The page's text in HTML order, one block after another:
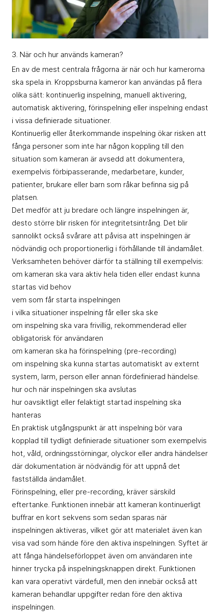
3. När och hur används kameran?
En av de mest centrala frågorna är när och hur kamerorna
ska spela in. Kroppsburna kameror kan användas på flera
olika sätt: kontinuerlig inspelning, manuell aktivering,
automatisk aktivering, förinspelning eller inspelning endast
i vissa definierade situationer.
Kontinuerlig eller återkommande inspelning ökar risken att
fånga personer som inte har någon koppling till den
situation som kameran är avsedd att dokumentera,
exempelvis förbipasserande, medarbetare, kunder,
patienter, brukare eller barn som råkar befinna sig på
platsen.
Det medför att ju bredare och längre inspelningen är,
desto större blir risken för integritetsintrång. Det blir
sannolikt också svårare att påvisa att inspelningen är
nödvändig och proportionerlig i förhållande till ändamålet.
Verksamheten behöver därför ta ställning till exempelvis:
om kameran ska vara aktiv hela tiden eller endast kunna
startas vid behov
vem som får starta inspelningen
i vilka situationer inspelning får eller ska ske
om inspelning ska vara frivillig, rekommenderad eller
obligatorisk för användaren
om kameran ska ha förinspelning (pre-recording)
om inspelning ska kunna startas automatiskt av externt
system, larm, person eller annan fördefinierad händelse.
hur och när inspelningen ska avslutas
hur oavsiktligt eller felaktigt startad inspelning ska
hanteras
En praktisk utgångspunkt är att inspelning bör vara
kopplad till tydligt definierade situationer som exempelvis
hot, våld, ordningsstörningar, olyckor eller andra händelser
där dokumentation är nödvändig för att uppnå det
fastställda ändamålet.
Förinspelning, eller pre-recording, kräver särskild
eftertanke. Funktionen innebär att kameran kontinuerligt
buffrar en kort sekvens som sedan sparas när
inspelningen aktiveras, vilket gör att materialet även kan
visa vad som hände före den aktiva inspelningen. Syftet är
att fånga händelseförloppet även om användaren inte
hinner trycka på inspelningsknappen direkt. Funktionen
kan vara operativt värdefull, men den innebär också att
kameran behandlar uppgifter redan före den aktiva
inspelningen.